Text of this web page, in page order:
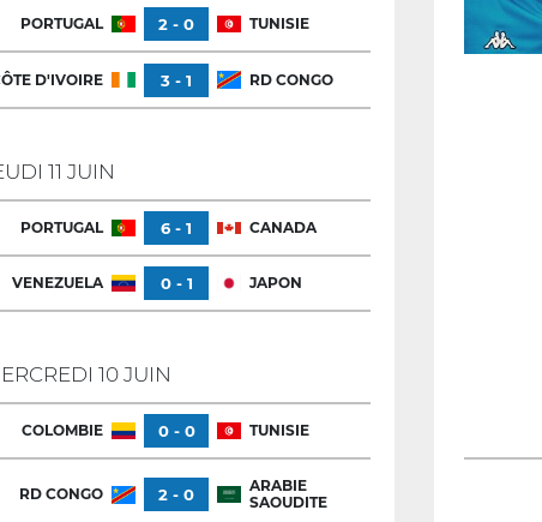
PORTUGAL 2 - 0 TUNISIE
D'IVOIRE 3 - 1 RD CONGO
11 JUIN
PORTUGAL 6 - 1 CANADA
VENEZUELA 0 - 1 JAPON
10 JUIN
COLOMBIE 0 - 0 TUNISIE
RD CONGO 2 - 0
ARABIE
SAOUDITE